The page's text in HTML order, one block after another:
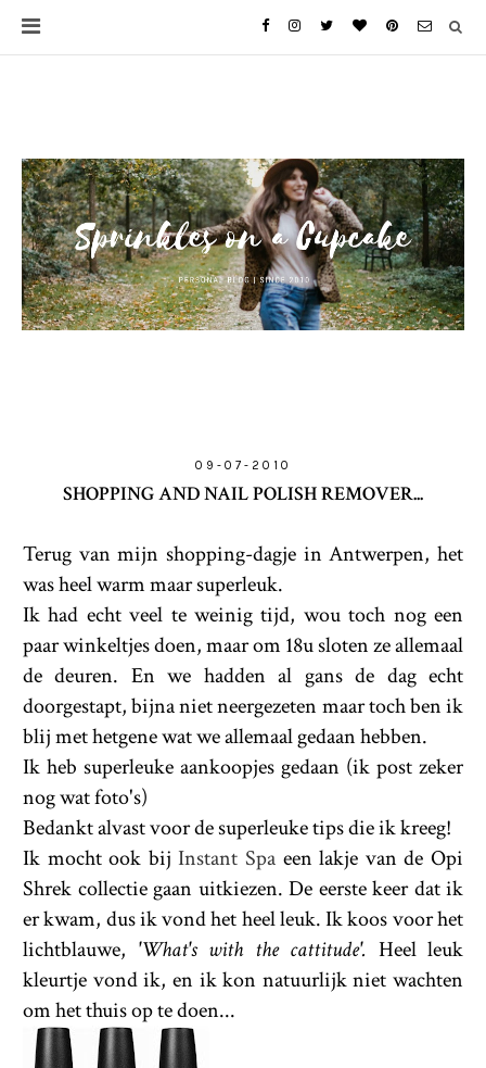
09-07-2010
SHOPPING AND NAIL POLISH REMOVER...
Terug van mijn shopping-dagje in Antwerpen, het
was heel warm maar superleuk.
Ik had echt veel te weinig tijd, wou toch nog een
paar winkeltjes doen, maar om 18u sloten ze allemaal
de deuren. En we hadden al gans de dag echt
doorgestapt, bijna niet neergezeten maar toch ben ik
blij met hetgene wat we allemaal gedaan hebben.
Ik heb superleuke aankoopjes gedaan (ik post zeker
nog wat foto's)
Bedankt alvast voor de superleuke tips die ik kreeg!
Ik mocht ook bijInstant Spa een lakje van de Opi
Shrek collectie gaan uitkiezen. De eerste keer dat ik
er kwam, dus ik vond het heel leuk. Ik koos voor het
lichtblauwe, 'What's with the cattitude'. Heel leuk
kleurtje vond ik, en ik kon natuurlijk niet wachten
om het thuis op te doen...